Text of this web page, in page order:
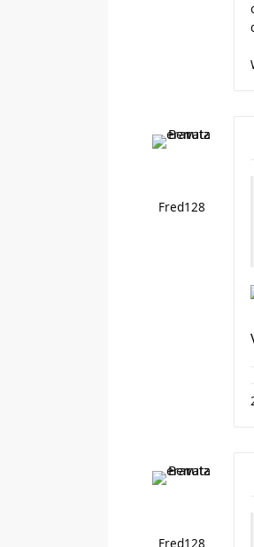
Fred128
Fred128